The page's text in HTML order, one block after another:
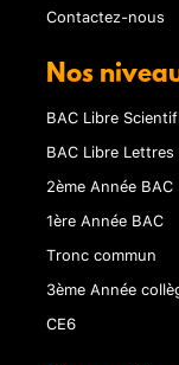
Contactez-nous
Nos
BAC Libre
BAC Libre Lettres
2ème Année BAC
1ère Année BAC
Tronc commun
3ème Année
CE6